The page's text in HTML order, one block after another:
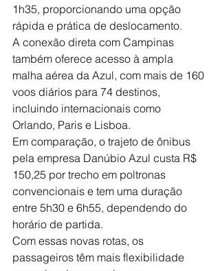
1h35, proporcionando uma opção
rápida e prática de deslocamento.
A conexão direta com Campinas
também oferece acesso à ampla
malha aérea da Azul, com mais de 160
voos diários para 74 destinos,
incluindo internacionais como
Orlando, Paris e Lisboa.
Em comparação, o trajeto de ônibus
pela empresa Danúbio Azul custa R$
150,25 por trecho em poltronas
convencionais e tem uma duração
entre 5h30 e 6h55, dependendo do
horário de partida.
Com essas novas rotas, os
passageiros têm mais flexibilidade